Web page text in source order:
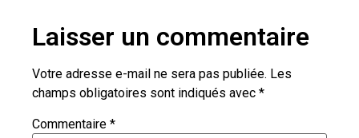
Laisser un commentaire
Votre adresse e-mail ne sera pas publiée. Les
champs obligatoires sont indiqués avec *
Commentaire *